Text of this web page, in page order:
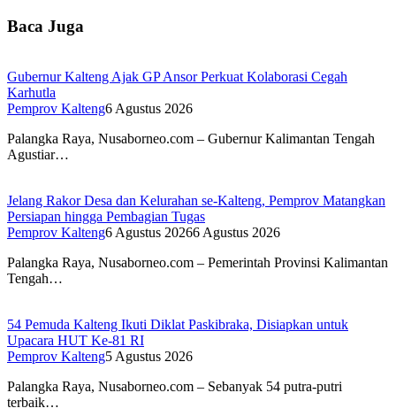
Baca Juga
Gubernur Kalteng Ajak GP Ansor Perkuat Kolaborasi Cegah
Karhutla
Pemprov Kalteng6 Agustus 2026
Palangka Raya, Nusaborneo.com – Gubernur Kalimantan Tengah
Agustiar…
Jelang Rakor Desa dan Kelurahan se-Kalteng, Pemprov Matangkan
Persiapan hingga Pembagian Tugas
Pemprov Kalteng6 Agustus 20266 Agustus 2026
Palangka Raya, Nusaborneo.com – Pemerintah Provinsi Kalimantan
Tengah…
54 Pemuda Kalteng Ikuti Diklat Paskibraka, Disiapkan untuk
Upacara HUT Ke-81 RI
Pemprov Kalteng5 Agustus 2026
Palangka Raya, Nusaborneo.com – Sebanyak 54 putra-putri
terbaik…